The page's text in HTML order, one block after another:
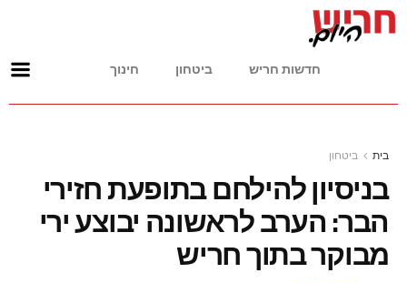
חדשות חריש ביטחון חינוך
בית ביטחון
בניסיון להילחם בתופעת חזירי
הבר: הערב לראשונה יבוצע ירי
מבוקר בתוך חריש